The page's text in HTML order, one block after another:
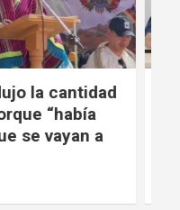
el inicio de la
de YPFB y
estatales del